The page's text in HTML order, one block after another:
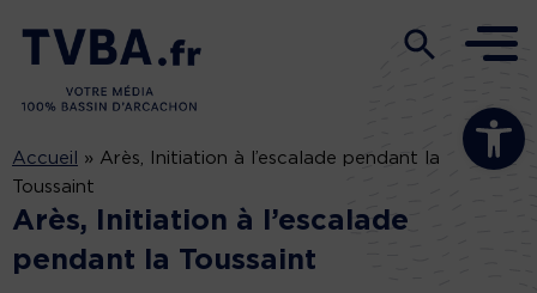
Ouvrir la
Accueil » Arès, Initiation à l’escalade pendant la
Toussaint
Arès, Initiation à l’escalade
pendant la Toussaint